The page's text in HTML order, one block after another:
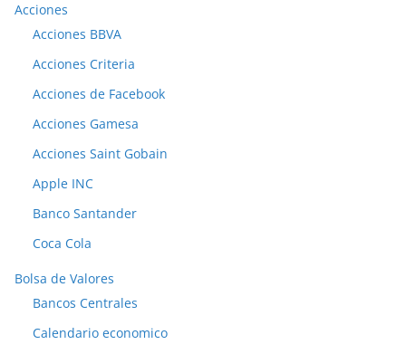
Acciones
Acciones BBVA
Acciones Criteria
Acciones de Facebook
Acciones Gamesa
Acciones Saint Gobain
Apple INC
Banco Santander
Coca Cola
Bolsa de Valores
Bancos Centrales
Calendario economico